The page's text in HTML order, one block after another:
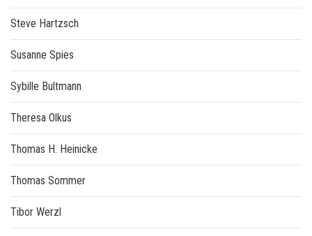
Steve Hartzsch
Susanne Spies
Sybille Bultmann
Theresa Olkus
Thomas H. Heinicke
Thomas Sommer
Tibor Werzl